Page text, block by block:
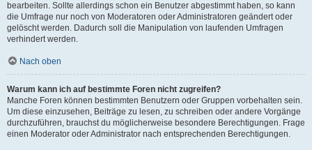
bearbeiten. Sollte allerdings schon ein Benutzer abgestimmt haben, so kann
die Umfrage nur noch von Moderatoren oder Administratoren geändert oder
gelöscht werden. Dadurch soll die Manipulation von laufenden Umfragen
verhindert werden.
Nach oben
Warum kann ich auf bestimmte Foren nicht zugreifen?
Manche Foren können bestimmten Benutzern oder Gruppen vorbehalten sein.
Um diese einzusehen, Beiträge zu lesen, zu schreiben oder andere Vorgänge
durchzuführen, brauchst du möglicherweise besondere Berechtigungen. Frage
einen Moderator oder Administrator nach entsprechenden Berechtigungen.